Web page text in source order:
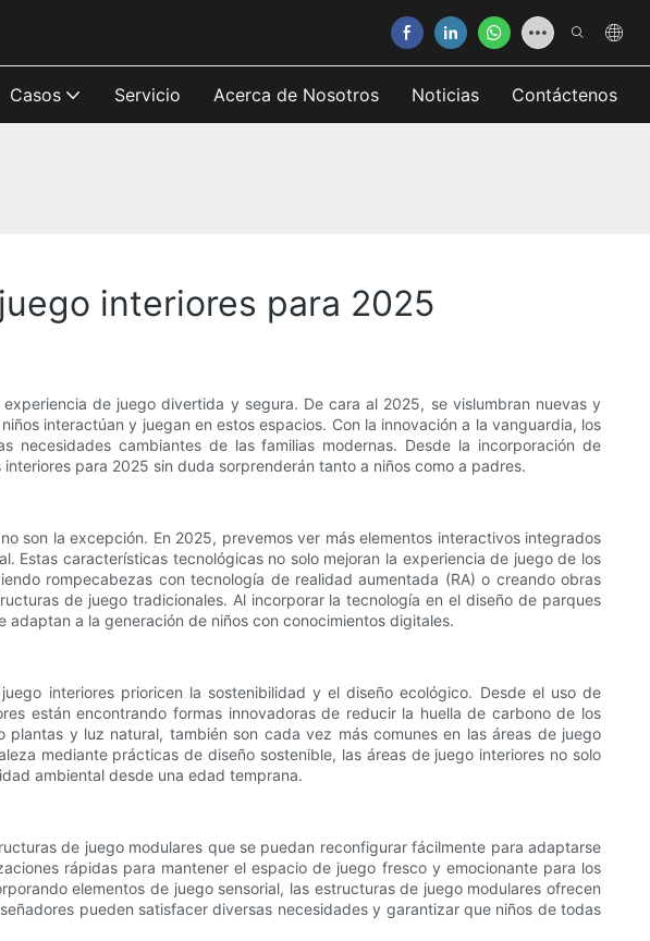
Casos Servicio Acerca de Nosotros Noticias Contáctenos
interiores para 2025
de juego divertida y segura. De cara al 2025, se vislumbran nuevas y
interactúan y juegan en estos espacios. Con la innovación a la vanguardia, los
necesidades cambiantes de las familias modernas. Desde la incorporación de
para 2025 sin duda sorprenderán tanto a niños como a padres.
son la excepción. En 2025, prevemos ver más elementos interactivos integrados
características tecnológicas no solo mejoran la experiencia de juego de los
rompecabezas con tecnología de realidad aumentada (RA) o creando obras
de juego tradicionales. Al incorporar la tecnología en el diseño de parques
a la generación de niños con conocimientos digitales.
interiores prioricen la sostenibilidad y el diseño ecológico. Desde el uso de
están encontrando formas innovadoras de reducir la huella de carbono de los
y luz natural, también son cada vez más comunes en las áreas de juego
mediante prácticas de diseño sostenible, las áreas de juego interiores no solo
ambiental desde una edad temprana.
de juego modulares que se puedan reconfigurar fácilmente para adaptarse
rápidas para mantener el espacio de juego fresco y emocionante para los
elementos de juego sensorial, las estructuras de juego modulares ofrecen
pueden satisfacer diversas necesidades y garantizar que niños de todas